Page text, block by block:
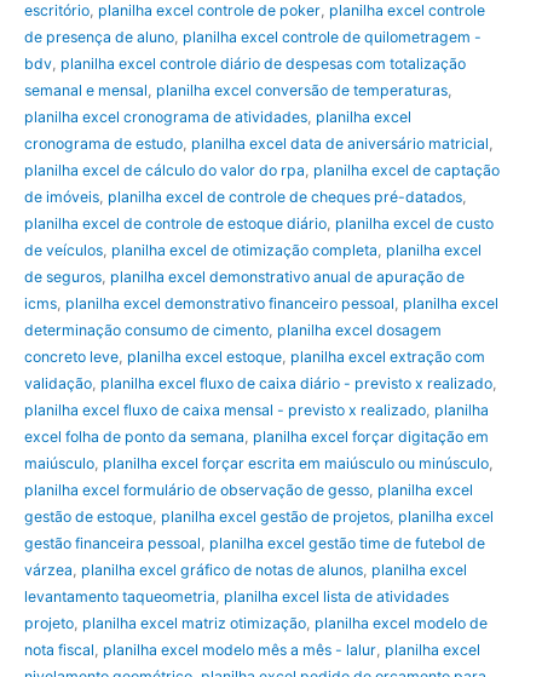
escritório, planilha excel controle de poker, planilha excel controle
de presença de aluno, planilha excel controle de quilometragem -
bdv, planilha excel controle diário de despesas com totalização
semanal e mensal, planilha excel conversão de temperaturas,
planilha excel cronograma de atividades, planilha excel
cronograma de estudo, planilha excel data de aniversário matricial,
planilha excel de cálculo do valor do rpa, planilha excel de captação
de imóveis, planilha excel de controle de cheques pré-datados,
planilha excel de controle de estoque diário, planilha excel de custo
de veículos, planilha excel de otimização completa, planilha excel
de seguros, planilha excel demonstrativo anual de apuração de
icms, planilha excel demonstrativo financeiro pessoal, planilha excel
determinação consumo de cimento, planilha excel dosagem
concreto leve, planilha excel estoque, planilha excel extração com
validação, planilha excel fluxo de caixa diário - previsto x realizado,
planilha excel fluxo de caixa mensal - previsto x realizado, planilha
excel folha de ponto da semana, planilha excel forçar digitação em
maiúsculo, planilha excel forçar escrita em maiúsculo ou minúsculo,
planilha excel formulário de observação de gesso, planilha excel
gestão de estoque, planilha excel gestão de projetos, planilha excel
gestão financeira pessoal, planilha excel gestão time de futebol de
várzea, planilha excel gráfico de notas de alunos, planilha excel
levantamento taqueometria, planilha excel lista de atividades
projeto, planilha excel matriz otimização, planilha excel modelo de
nota fiscal, planilha excel modelo mês a mês - lalur, planilha excel